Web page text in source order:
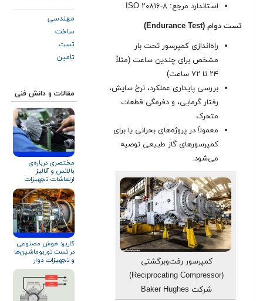
استاندارد مرجع: ISO ۲۰۸۱۶-۸
تست دوام (Endurance Test)
راه‌اندازی کمپرسور تحت بار
مشخص برای چندین ساعت (مثلاً
۲۴ تا ۷۲ ساعت)
بررسی پایداری عملکرد، نرخ سایش،
رفتار گرمایی، و دفرمگی قطعات
متحرک
معمولاً در پروژه‌های بحرانی یا برای
کمپرسورهای گاز طبیعی توصیه
می‌شود.
کمپرسور رفت‌وبرگشتی
(Reciprocating Compressor)
شرکت Baker Hughes
مهندسی
ساخت
تست
تامین
مقالات و دانش فنی
مختصری درباره‌ی
بالانس و آنالیز
ارتعاشات تجهیزات
دوار (فن، بلوئر،
کمپرسور، پمپ)
کاربرد هوش مصنوعی
در تست توربوماشین‌ها
و تجهیزات دوار